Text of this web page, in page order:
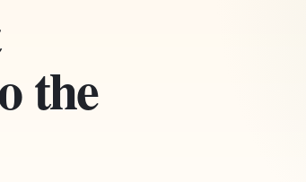
the